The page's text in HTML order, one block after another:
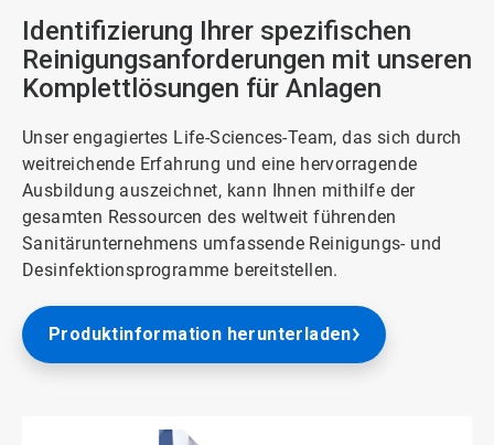
Identifizierung Ihrer spezifischen
Reinigungsanforderungen mit unseren
Komplettlösungen für Anlagen
Unser engagiertes Life-Sciences-Team, das sich durch
weitreichende Erfahrung und eine hervorragende
Ausbildung auszeichnet, kann Ihnen mithilfe der
gesamten Ressourcen des weltweit führenden
Sanitärunternehmens umfassende Reinigungs- und
Desinfektionsprogramme bereitstellen.
Produktinformation herunterladen